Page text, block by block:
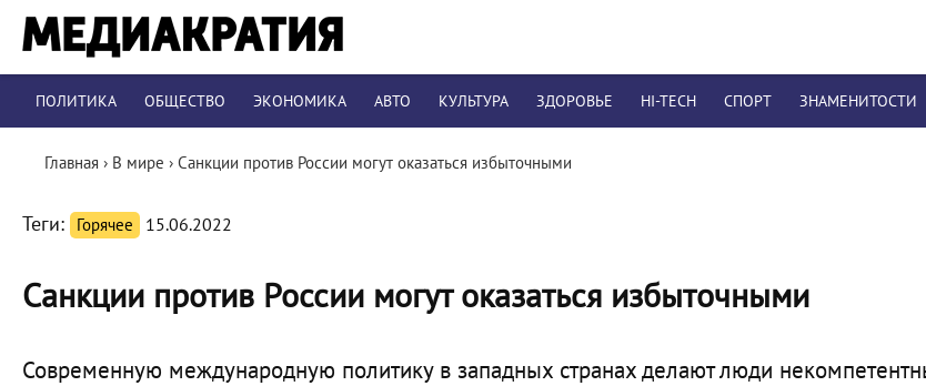
ПОЛИТИКА ОБЩЕСТВО ЭКОНОМИКА АВТО КУЛЬТУРА ЗДОРОВЬЕ HI-TECH СПОРТ ЗНАМЕНИТОСТИ
Главная › В мире › Санкции против России могут оказаться избыточными
Теги: Горячее 15.06.2022
Санкции против России могут оказаться избыточными
Современную международную политику в западных странах делают люди